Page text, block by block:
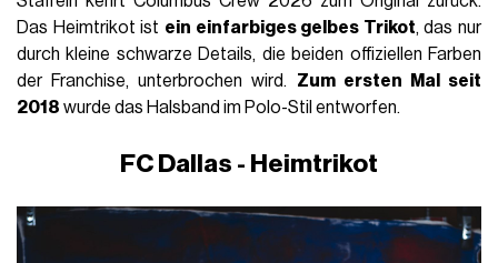
Das Heimtrikot ist ein einfarbiges gelbes Trikot, das nur
durch kleine schwarze Details, die beiden offiziellen Farben
der Franchise, unterbrochen wird. Zum ersten Mal seit
2018 wurde das Halsband im Polo-Stil entworfen.
FC Dallas - Heimtrikot